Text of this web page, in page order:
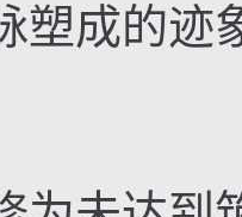
塑成的迹